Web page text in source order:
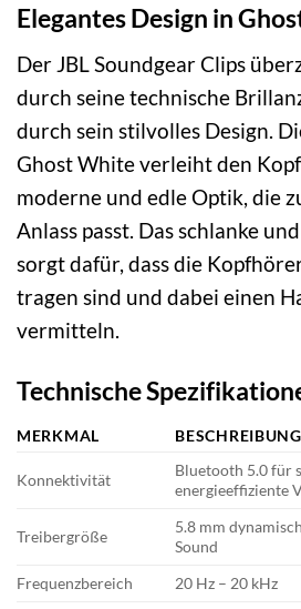
Elegantes Design in
Der JBL Soundgear Clips
durch seine technische
durch sein stilvolles Design.
Ghost White verleiht den
moderne und edle Optik, die
Anlass passt. Das schlanke
sorgt dafür, dass die
tragen sind und dabei einen
vermitteln.
Technische
MERKMAL BESCHREIBUNG
Konnektivität
Bluetooth 5.0 für
energieeffiziente
Treibergröße
5.8 mm
Sound
Frequenzbereich
20 Hz – 20 kHz